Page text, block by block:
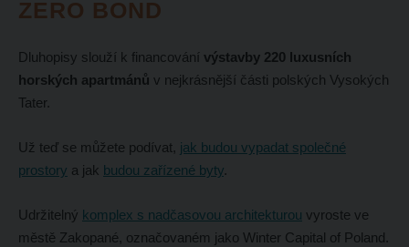
ZERO BOND
Dluhopisy slouží k financování výstavby 220 luxusních
horských apartmánů v nejkrásnější části polských Vysokých
Tater.
Už teď se můžete podívat, jak budou vypadat společné
prostory a jak budou zařízené byty.
Udržitelný komplex s nadčasovou architekturou vyroste ve
městě Zakopané, označovaném jako Winter Capital of Poland.